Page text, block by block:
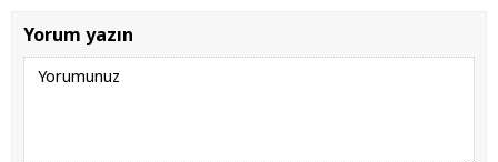
Yorum yazın